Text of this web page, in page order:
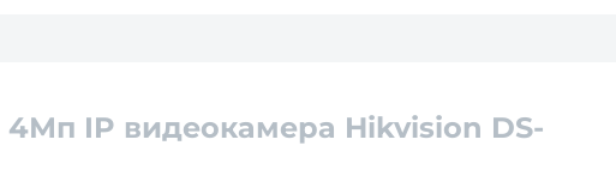
4Мп IP видеокамера Hikvision DS-